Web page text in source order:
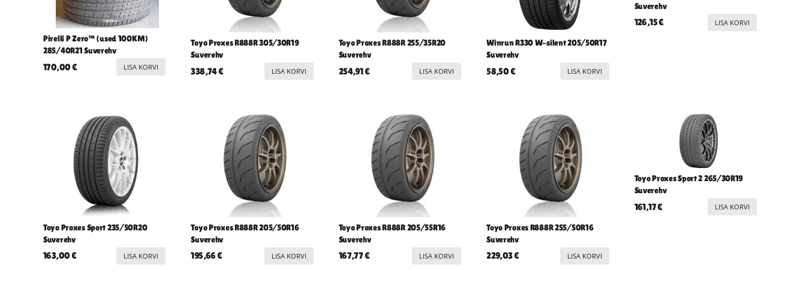
Pirelli P Zero™ (used 100KM)
285/40R21 Suverehv
170,00€ LISA KORVI
Toyo Proxes R888R 305/30R19
Suverehv
338,74€ LISA KORVI
Toyo Proxes R888R 255/35R20
Suverehv
254,91€ LISA KORVI
Winrun R330 W-silent 205/50R17
Suverehv
58,50€ LISA KORVI
Suverehv
126,15€ LISA KORVI
Toyo Proxes Sport 235/50R20
Suverehv
163,00€ LISA KORVI
Toyo Proxes R888R 205/50R16
Suverehv
195,66€ LISA KORVI
Toyo Proxes R888R 205/55R16
Suverehv
167,77€ LISA KORVI
Toyo Proxes R888R 255/50R16
Suverehv
229,03€ LISA KORVI
Toyo Proxes Sport 2 265/30R19
Suverehv
161,17€ LISA KORVI